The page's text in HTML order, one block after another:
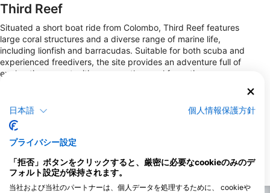
Third Reef
Situated a short boat ride from Colombo, Third Reef features
large coral structures and a diverse range of marine life,
including lionfish and barracudas. Suitable for both scuba and
experienced freedivers, the site provides an adventure full of
exploration opportunities among the coral formations.
This technical diving site is known for the Medhufaru Wreck,
providing divers with an intriguing underwater exploration of a
sunken cargo ship. Home to lionfish and batfish, it's ideal for
skilled scuba divers seeking a deeper adventure. Divers should
prepare for strong currents and plan accordingly.
日本語 個人情報保護方針
プライバシー設定
「拒否」ボタンをクリックすると、厳密に必要なcookieのみのデ
フォルト設定が保持されます。
当社および当社のパートナーは、個人データを処理するために、 cookieや